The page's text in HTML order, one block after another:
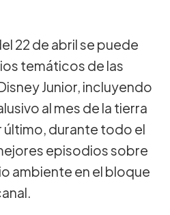
22 de abril se puede
temáticos de las
Junior, incluyendo
al mes de la tierra
último, durante todo el
episodios sobre
ambiente en el bloque